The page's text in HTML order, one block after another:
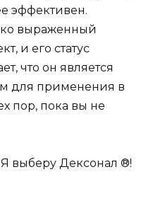
эффективен.
выраженный
и его статус
что он является
для применения в
пор, пока вы не
Я выберу Дексонал ®!